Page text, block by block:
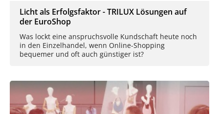
Licht als Erfolgsfaktor - TRILUX Lösungen auf
der EuroShop
Was lockt eine anspruchsvolle Kundschaft heute noch
in den Einzelhandel, wenn Online-Shopping
bequemer und oft auch günstiger ist?